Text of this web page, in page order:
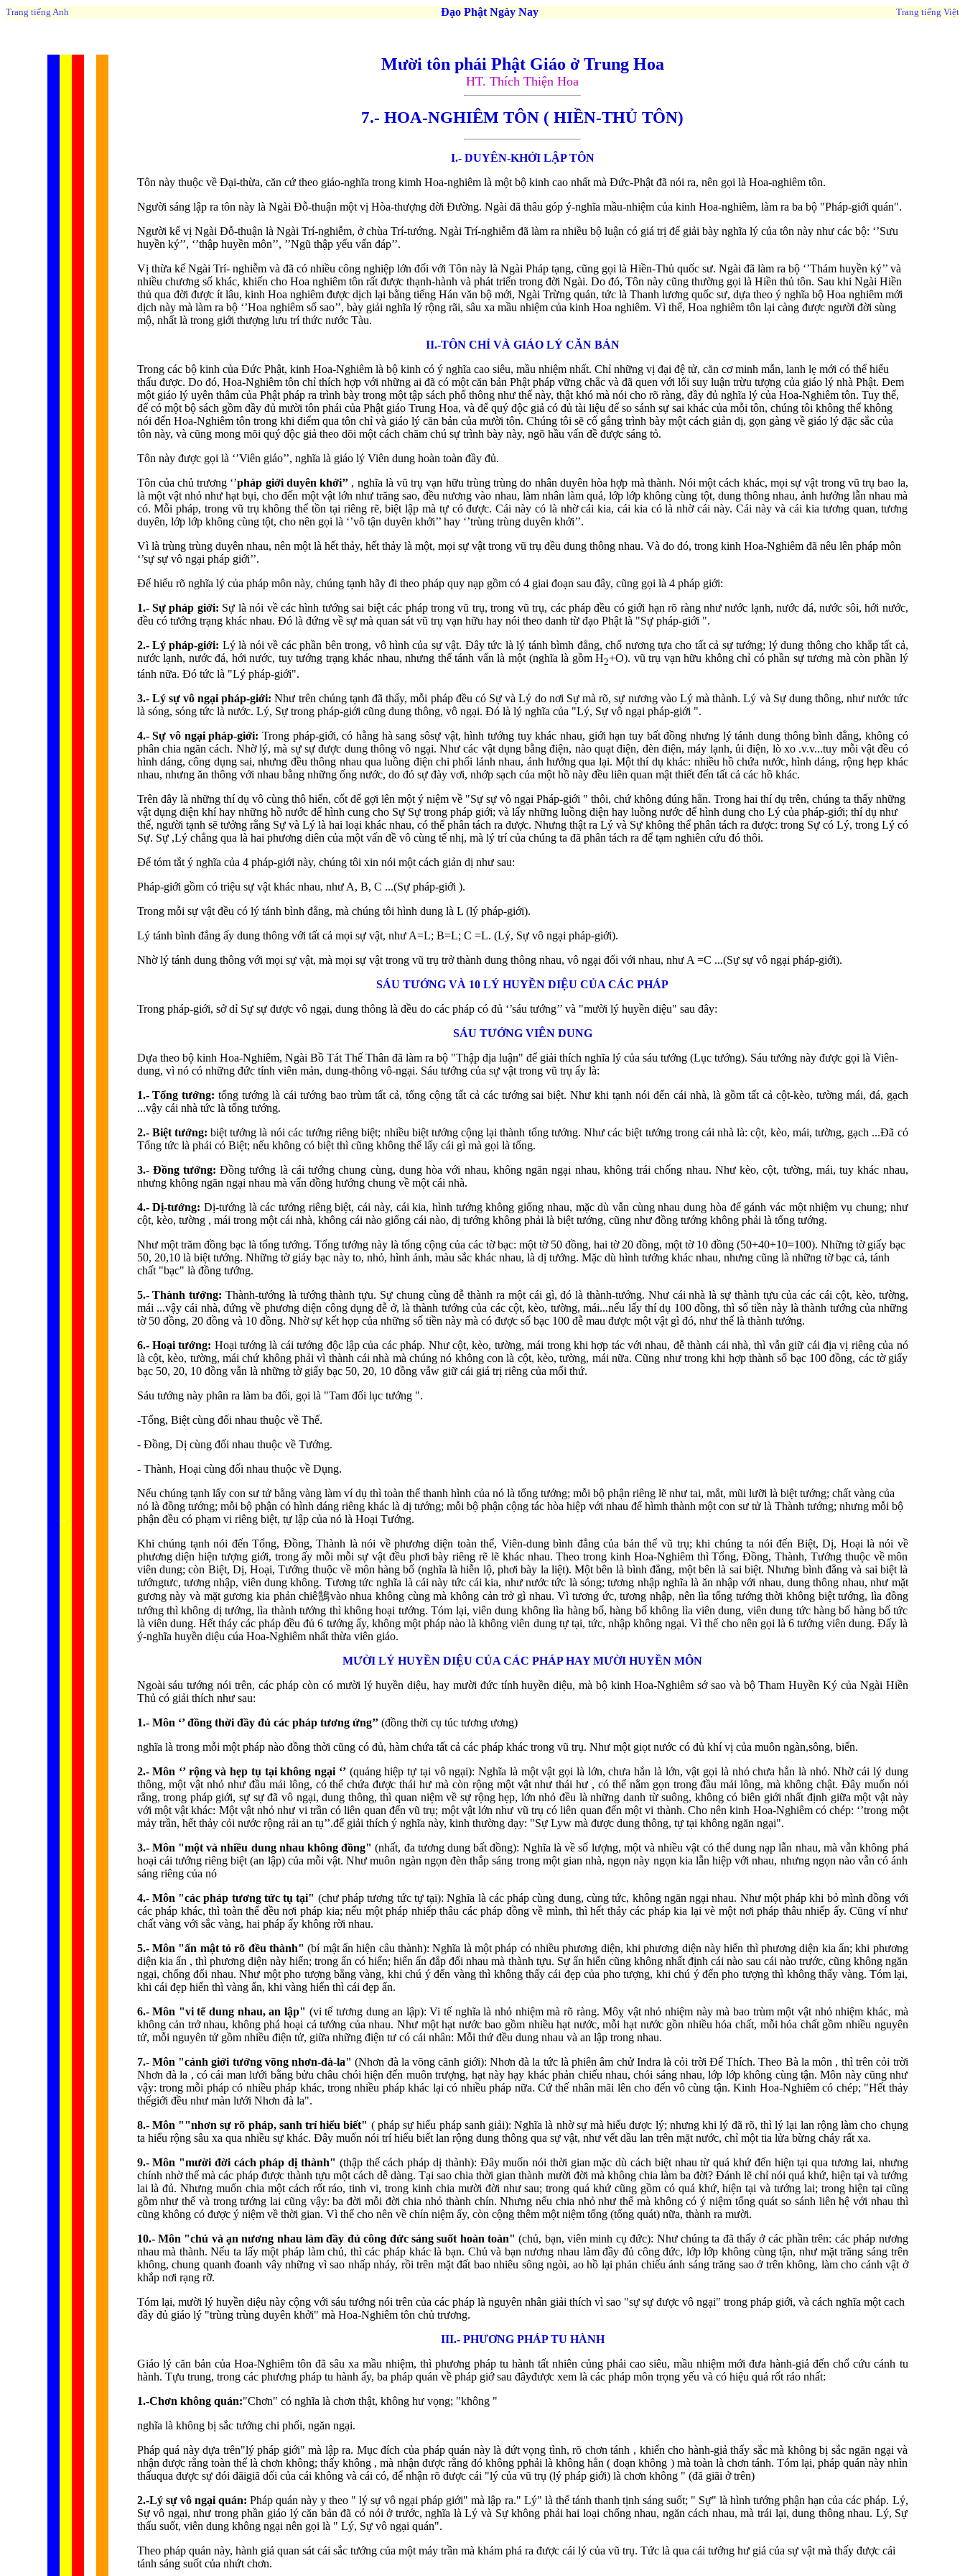
Trang tiếng Anh Đạo Phật Ngày Nay Trang tiếng Việt
.
Mười tôn phái Phật Giáo ở Trung Hoa
HT. Thích Thiện Hoa
7.- HOA-NGHIÊM TÔN ( HIỀN-THỦ TÔN)
I.- DUYÊN-KHỞI LẬP TÔN
Tôn này thuộc về Đại-thừa, căn cứ theo giáo-nghĩa trong kimh Hoa-nghiêm là một bộ kinh cao nhất mà Đức-Phật đã nói ra, nên gọi là Hoa-nghiêm tôn.
Người sáng lập ra tôn này là Ngài Đỗ-thuận một vị Hòa-thượng đời Đường. Ngài đã thâu góp ý-nghĩa mầu-nhiệm của kinh Hoa-nghiêm, làm ra ba bộ "Pháp-giới quán".
Người kế vị Ngài Đỗ-thuận là Ngài Trí-nghiễm, ở chùa Trí-tướng. Ngài Trí-nghiễm đã làm ra nhiều bộ luận có giá trị để giải bày nghĩa lý của tôn này như các bộ: ‘’Sưu
huyền ký’’, ‘’thập huyền môn’’, ’’Ngũ thập yếu vấn đáp’’.
Vị thừa kế Ngài Trí- nghiễm và đã có nhiều công nghiệp lớn đối với Tôn này là Ngài Pháp tạng, cũng gọi là Hiền-Thủ quốc sư. Ngài đã làm ra bộ ‘’Thám huyền ký’’ và
nhiều chương số khác, khiến cho Hoa nghiêm tôn rất được thạnh-hành và phát triển trong đời Ngài. Do đó, Tôn này cũng thường gọi là Hiền thủ tôn. Sau khi Ngài Hiền
thủ qua đời được ít lâu, kinh Hoa nghiêm được dịch lại bằng tiếng Hán văn bộ mới, Ngài Trừng quán, tức là Thanh lương quốc sư, dựa theo ý nghĩa bộ Hoa nghiêm mới
dịch này mà làm ra bộ ‘’Hoa nghiêm số sao’’, bày giải nghĩa lý rộng rãi, sâu xa mầu nhiệm của kinh Hoa nghiêm. Vì thế, Hoa nghiêm tôn lại càng được người đời sùng
mộ, nhất là trong giới thượng lưu trí thức nước Tàu.
II.-TÔN CHỈ VÀ GIÁO LÝ CĂN BẢN
Trong các bộ kinh của Đức Phật, kinh Hoa-Nghiêm là bộ kinh có ý nghĩa cao siêu, mầu nhiệm nhất. Chỉ những vị đại đệ tử, căn cơ minh mẫn, lanh lẹ mới có thể hiểu
thấu được. Do đó, Hoa-Nghiêm tôn chỉ thích hợp với những ai đã có một căn bản Phật pháp vững chắc và đã quen với lối suy luận trừu tượng của giáo lý nhà Phật. Đem
một giáo lý uyên thâm của Phật pháp ra trình bày trong một tập sách phổ thông như thế này, thật khó mà nói cho rõ ràng, đầy đủ nghĩa lý của Hoa-Nghiêm tôn. Tuy thế,
để có một bộ sách gồm đầy đủ mười tôn phái của Phật giáo Trung Hoa, và để quý độc giả có đủ tài liệu để so sánh sự sai khác của mỗi tôn, chúng tôi không thể không
nói đến Hoa-Nghiêm tôn trong khi điểm qua tôn chỉ và giáo lý căn bản của mười tôn. Chúng tôi sẽ cố gắng trình bày một cách giản dị, gọn gàng về giáo lý đặc sắc của
tôn này, và cũng mong mõi quý độc giả theo dõi một cách chăm chú sự trình bày này, ngõ hầu vấn đề được sáng tỏ.
Tôn này được gọi là ‘’Viên giáo’’, nghĩa là giáo lý Viên dung hoàn toàn đầy đủ.
Tôn của chủ trương ‘’pháp giới duyên khởi’’ , nghĩa là vũ trụ vạn hữu trùng trùng do nhân duyên hòa hợp mà thành. Nói một cách khác, mọi sự vật trong vũ trụ bao la,
là một vật nhỏ như hạt bụi, cho đến một vật lớn như trăng sao, đều nương vào nhau, làm nhân làm quả, lớp lớp không cùng tột, dung thông nhau, ảnh hưởng lẫn nhau mà
có. Mỗi pháp, trong vũ trụ không thể tồn tại riêng rẽ, biệt lập mà tự có được. Cái này có là nhờ cái kia, cái kia có là nhờ cái này. Cái này và cái kia tương quan, tương
duyên, lớp lớp không cùng tột, cho nên gọi là ‘’vô tận duyên khởi’’ hay ‘’trùng trùng duyên khởi’’.
Vì là trùng trùng duyên nhau, nên một là hết thảy, hết thảy là một, mọi sự vật trong vũ trụ đều dung thông nhau. Và do đó, trong kinh Hoa-Nghiêm đã nêu lên pháp môn
‘’sự sự vô ngại pháp giới’’.
Để hiểu rõ nghĩa lý của pháp môn này, chúng tạnh hãy đi theo pháp quy nạp gồm có 4 giai đoạn sau đây, cũng gọi là 4 pháp giới:
1.- Sự pháp giới: Sự là nói về các hình tướng sai biệt các pháp trong vũ trụ, trong vũ trụ, các pháp đều có giới hạn rõ ràng như nước lạnh, nước đá, nước sôi, hới nước,
đều có tướng trạng khác nhau. Đó là đứng về sự mà quan sát vũ trụ vạn hữu hay nói theo danh từ đạo Phật là "Sự pháp-giới ".
2.- Lý pháp-giới: Lý là nói về các phần bên trong, vô hình của sự vật. Đây tức là lý tánh bìmh đẳng, chổ nương tựa cho tất cả sự tướng; lý dung thông cho khắp tất cả,
nước lạnh, nước đá, hới nước, tuy tướng trạng khác nhau, nhưng thể tánh vẩn là một (nghĩa là gồm H2+O). vũ trụ vạn hữu không chỉ có phần sự tương mà còn phần lý
tánh nữa. Đó tức là "Lý pháp-giới".
3.- Lý sự vô ngại pháp-giới:Như trên chúng tạnh đã thấy, mỗi pháp đều có Sự và Lý do nơi Sự mà rõ, sự nương vào Lý mà thành. Lý và Sự dung thông, như nước tức
là sóng, sóng tức là nước. Lý, Sự trong pháp-giới cũng dung thông, vô ngại. Đó là lý nghĩa của "Lý, Sự vô ngại pháp-giới ".
4.- Sự vô ngại pháp-giới: Trong pháp-giới, có hằng hà sang sôsự vật, hình tướng tuy khác nhau, giới hạn tuy bất đồng nhưng lý tánh dung thông bình đẳng, không có
phân chia ngăn cách. Nhờ lý, mà sự sự được dung thông vô ngại. Như các vật dụng bằng điện, nào quạt điện, đèn điện, máy lạnh, ủi điện, lò xo .v.v...tuy mỗi vật đều có
hình dáng, công dụng sai, nhưng đều thông nhau qua luồng điện chi phối lảnh nhau, ảnh hưởng qua lại. Một thí dụ khác: nhiều hồ chứa nước, hình dáng, rộng hẹp khác
nhau, nhưng ăn thông với nhau bằng những ống nước, do đó sự đày vơi, nhớp sạch của một hồ này đều liên quan mật thiết đến tất cả các hồ khác.
Trên đây là những thí dụ vô cùng thô hiển, cốt để gợi lên một ý niệm về "Sự sự vô ngại Pháp-giới " thôi, chứ không đúng hẳn. Trong hai thí dụ trên, chúng ta thấy những
vật dụng điện khí hay những hồ nước để hình cung cho Sự Sự trong pháp giới; và lấy những luồng điện hay luồng nước để hình dung cho Lý của pháp-giới; thí dụ như
thế, người tạnh sẽ tưởng rằng Sự và Lý là hai loại khác nhau, có thể phân tách ra được. Nhưng thật ra Lý và Sự không thể phân tách ra được: trong Sự có Lý, trong Lý có
Sự. Sự ,Lý chẳng qua là hai phương diên của một vấn đề vô cùng tế nhị, mà lý trí của chúng ta đã phân tách ra để tạm nghiên cứu đó thôi.
Để tóm tắt ý nghĩa của 4 pháp-giới này, chúng tôi xin nói một cách giản dị như sau:
Pháp-giới gồm có triệu sự vật khác nhau, như A, B, C ...(Sự pháp-giới ).
Trong mỗi sự vật đều có lý tánh bình đẳng, mà chúng tôi hình dung là L (lý pháp-giới).
Lý tánh bình đẳng ấy dung thông với tất cả mọi sự vật, như A=L; B=L; C =L. (Lý, Sự vô ngại pháp-giới).
Nhờ lý tánh dung thông với mọi sự vật, mà mọi sự vật trong vũ trụ trở thành dung thông nhau, vô ngại đối với nhau, như A =C ...(Sự sự vô ngại pháp-giới).
SÁU TƯỚNG VÀ 10 LÝ HUYỀN DIỆU CỦA CÁC PHÁP
Trong pháp-giới, sở dỉ Sự sự được vô ngại, dung thông là đều do các pháp có đủ ‘’sáu tướng’’ và "mười lý huyền diệu" sau đây:
SÁU TƯỚNG VIÊN DUNG
Dựa theo bộ kinh Hoa-Nghiêm, Ngài Bồ Tát Thế Thân đã làm ra bộ "Thập địa luận" để giải thích nghĩa lý của sáu tướng (Lục tướng). Sáu tướng này được gọi là Viên-
dung, vì nó có những đức tính viên mản, dung-thông vô-ngại. Sáu tướng của sự vật trong vũ trụ ấy là:
1.- Tổng tướng:tổng tướng là cái tướng bao trùm tất cả, tổng cộng tất cả các tướng sai biệt. Như khi tạnh nói đến cái nhà, là gồm tất cả cột-kèo, tường mái, đá, gạch
...vậy cái nhà tức là tổng tướng.
2.- Biệt tướng:biệt tướng là nói các tướng riêng biệt; nhiều biệt tướng cộng lại thành tổng tướng. Như các biệt tướng trong cái nhà là: cột, kèo, mái, tường, gạch ...Đã có
Tổng tức là phải có Biệt; nếu không có biệt thì cũng không thể lấy cái gì mà gọi là tổng.
3.- Đồng tướng:Đồng tướng là cái tướng chung cùng, dung hòa với nhau, không ngăn ngại nhau, không trái chống nhau. Như kèo, cột, tường, mái, tuy khác nhau,
nhưng không ngăn ngại nhau mà vẩn đồng hướng chung về một cái nhà.
4.- Dị-tướng: Dị-tướng là các tướng riêng biệt, cái này, cái kia, hình tướng không giống nhau, mặc dù vẫn cùng nhau dung hòa để gánh vác một nhiệm vụ chung; như
cột, kèo, tường , mái trong một cái nhà, không cái nào giống cái nào, dị tướng không phải là biệt tướng, cũng như đồng tướng không phải là tổng tướng.
Như một trăm đồng bạc là tổng tướng. Tổng tướng này là tổng cộng của các tờ bạc: một tờ 50 đồng, hai tờ 20 đồng, một tờ 10 đồng (50+40+10=100). Những tờ giấy bạc
50, 20,10 là biệt tướng. Những tờ giáy bạc này to, nhỏ, hình ảnh, màu sắc khác nhau, là dị tướng. Mặc dù hình tướng khác nhau, nhưng cũng là những tờ bạc cả, tánh
chất "bạc" là đồng tướng.
5.- Thành tướng: Thành-tướng là tướng thành tựu. Sự chung cùng đễ thành ra một cái gì, đó là thành-tướng. Như cái nhà là sự thành tựu của các cái cột, kèo, tường,
mái ...vậy cái nhà, đứng về phương diện công dụng đễ ở, là thành tướng của các cột, kèo, tường, mái...nếu lấy thí dụ 100 đồng, thì số tiền này là thành tướng của những
tờ 50 đồng, 20 đồng và 10 đồng. Nhờ sự kết họp của những số tiền này mà có được số bạc 100 đễ mau được một vật gì đó, như thế là thành tướng.
6.- Hoại tướng: Hoại tướng là cái tướng độc lập của các pháp. Như cột, kèo, tường, mái trong khi hợp tác với nhau, đễ thành cái nhà, thì vẫn giữ cái địa vị riêng của nó
là cột, kèo, tường, mái chứ không phải vì thành cái nhà mà chúng nó không con là cột, kèo, tường, mái nữa. Cũng như trong khi hợp thành số bạc 100 đồng, các tờ giấy
bạc 50, 20, 10 đồng vẫn là những tờ giấy bạc 50, 20, 10 đồng vẫw giữ cái giá trị riêng của mổi thứ.
Sáu tướng này phân ra làm ba đối, gọi là "Tam đối lục tướng ".
-Tổng, Biệt cùng đối nhau thuộc về Thể.
- Đồng, Dị cùng đối nhau thuộc về Tướng.
- Thành, Hoại cùng đối nhau thuộc về Dụng.
Nếu chúng tạnh lấy con sư tử bằng vàng làm ví dụ thì toàn thể thanh hình của nó là tổng tướng; mỗi bộ phận riêng lẽ như tai, mắt, mũi lưỡi là biệt tướng; chất vàng của
nó là đồng tướng; mỗi bộ phận có hình dáng riêng khác là dị tướng; mỗi bộ phận cộng tác hòa hiệp với nhau để hìmh thành một con sư tử là Thành tướng; nhưng mỗi bộ
phận đều có phạm vi riêng biệt, tự lập của nó là Hoại Tướng.
Khi chúng tạnh nói đến Tổng, Đồng, Thành là nói về phương diện toàn thể, Viên-dung bình đẳng của bản thể vũ trụ; khi chúng ta nói đến Biệt, Dị, Hoại là nói về
phương diện hiện tượng giới, trong ấy mỗi mỗi sự vật đều phơi bày riêng rẽ lẽ khác nhau. Theo trong kinh Hoa-Nghiêm thì Tổng, Đồng, Thành, Tướng thuộc về môn
viên dung; còn Biệt, Dị, Hoại, Tướng thuộc về môn hàng bố (nghĩa là hiễn lộ, phơi bày la liệt). Một bên là bình đẳng, một bên là sai biệt. Nhưng bình đẳng và sai biệt là
tướngtưc, tương nhập, viên dung không. Tương tức nghĩa là cái này tức cái kia, như nước tức là sóng; tương nhập nghĩa là ăn nhập với nhau, dung thông nhau, như mặt
gương này và mặt gương kia phản chiê鵠vào nhua không cùng mà không cản trở gì nhau. Vì tương ức, tương nhập, nên lìa tổng tướng thời không biệt tướng, lìa đồng
tướng thì không dị tướng, lìa thành tướng thì không hoại tướng. Tóm lại, viên dung không lìa hàng bố, hàng bố không lìa viên dung, viên dung tức hàng bố hàng bố tức
là viên dung. Hết tháy các pháp đều đủ 6 tướng ấy, không một pháp nào là không viên dung tự tại, tức, nhập không ngại. Vì thế cho nên gọi là 6 tướng viên dung. Đấy là
ý-nghĩa huyền diệu cúa Hoa-Nghiêm nhất thừa viên giáo.
MƯỜI LÝ HUYỀN DIỆU CỦA CÁC PHÁP HAY MƯỜI HUYỀN MÔN
Ngoài sáu tướng nói trên, các pháp còn có mười lý huyền diệu, hay mười đức tính huyền diệu, mà bộ kinh Hoa-Nghiêm sớ sao và bộ Tham Huyền Ký của Ngài Hiền
Thủ có giải thích như sau:
1.- Môn ‘’ đồng thời đầy đủ các pháp tương ứng’’(đồng thời cụ túc tương ương)
nghĩa là trong mỗi một pháp nào đồng thời cũng có đủ, hàm chứa tất cả các pháp khác trong vũ trụ. Như một giọt nước có đủ khí vị của muôn ngàn,sông, biển.
2.- Môn ‘’ rộng và hẹp tụ tại không ngại ‘’(quảng hiệp tự tại vô ngại): Nghĩa là một vật gọi là lớn, chưa hẳn là lớn, vật gọi là nhỏ chưa hẳn là nhỏ. Nhờ cái lý dung
thông, một vật nhỏ như đầu mải lông, có thể chứa được thái hư mà còn rộng một vật như thái hư , có thể nằm gọn trong đầu mải lông, mà không chật. Đây muốn nói
rằng, trong pháp giới, sự sự đã vô ngại, dung thông, thì quan niệm về sự rộng hẹp, lớn nhỏ đều là những danh từ suông, không có biên giới nhất định giữa một vật này
với một vật khác: Một vật nhỏ như vi trần có liên quan đến vũ trụ; một vật lớn như vũ trụ có liên quan đến một vi thành. Cho nên kinh Hoa-Nghiêm có chép: ‘’trong một
mảy trần, hết thảy cỏi nước rộng rải an tụ’’.để giải thích ý nghĩa này, kinh thường dạy: "Sự Lyw mà được dung thông, tự tại không ngăn ngại".
3.- Môn "một và nhiều dung nhau không đồng" (nhất, đa tương dung bất đồng): Nghĩa là về số lượng, một và nhiều vật có thể dung nạp lẫn nhau, mà vẫn không phá
hoại cái tướng riêng biệt (an lập) của mỗi vật. Như muôn ngàn ngọn đèn thắp sáng trong một gian nhà, ngọn này ngọn kia lẫn hiệp với nhau, nhưng ngọn nào vẫn có ánh
sáng riêng của nó
4.- Môn "các pháp tương tức tụ tại" (chư pháp tương tức tự tại): Nghĩa là các pháp cùng dung, cùng tức, không ngăn ngại nhau. Như một pháp khi bỏ mình đồng với
các pháp khác, thì toàn thể đều nơi pháp kia; nếu một pháp nhiếp thâu các pháp đồng về mình, thì hết thảy các pháp kia lại vè một nơi pháp thâu nhiếp ấy. Cũng ví như
chất vàng với sắc vàng, hai pháp ấy không rời nhau.
5.- Môn "ẩn mật tỏ rõ đều thành" (bí mật ẩn hiện câu thành): Nghĩa là một pháp có nhiều phương diện, khi phương diện này hiển thì phương diện kia ẩn; khi phương
diện kia ẩn , thì phương diện này hiển; trong ẩn có hiển; hiển ẩn đắp đổi nhau mà thành tựu. Sự ẩn hiển cũng không nhất định cái nào sau cái nào trước, cũng không ngăn
ngại, chống đối nhau. Như một pho tượng bằng vàng, khi chú ý đến vàng thì không thấy cái đẹp của pho tượng, khi chú ý đến pho tượng thì không thấy vàng. Tóm lại,
khi cái đẹp hiển thì vàng ẩn, khi vàng hiển thì cái đẹp ẩn.
6.- Môn "vi tế dung nhau, an lập" (vi tế tương dung an lập): Vi tế nghĩa là nhỏ nhiệm mà rõ ràng. Môỵ vật nhỏ nhiệm này mà bao trùm một vật nhỏ nhiệm khác, mà
không cản trở nhau, không phá hoại cá tướng của nhau. Như một hạt nước bao gồm nhiều hạt nước, mỗi hạt nước gồn nhiều hóa chất, mỗi hóa chất gồm nhiều nguyên
tử, mỗi nguyên tử gồm nhiều điện tử, giữa những điện tư có cái nhân: Mỗi thứ đều dung nhau và an lập trong nhau.
7.- Môn "cảnh giới tướng võng nhơn-đà-la" (Nhơn đà la võng cãnh giới): Nhơn đà la tức là phiên âm chử Indra là cỏi trời Đế Thích. Theo Bà la môn , thì trên cỏi trời
Nhơn đà la , có cái man lưới bằng bửu châu chói hiện đến muôn trượng, hạt này hạy khác phản chiếu nhau, chói sáng nhau, lớp lớp không cùng tận. Môn này cũng như
vậy: trong mỗi pháp có nhiều pháp khác, trong nhiều pháp khác lại có nhiều pháp nữa. Cứ thế nhân mãi lên cho đến vô cùng tận. Kinh Hoa-Nghiêm có chép; "Hết thảy
thếgiới đều như màn lưới Nhơn đà la".
8.- Môn ""nhơn sự rõ pháp, sanh trí hiểu biết" ( pháp sự hiểu pháp sanh giải): Nghĩa là nhờ sự mà hiểu được lý; nhưng khi lý đã rõ, thì lý lại lan rộng làm cho chụng
ta hiểu rộng sâu xa qua nhiều sự khác. Đây muốn nói trí hiểu biết lan rộng dung thông qua sự vật, như vết dầu lan trên mặt nước, chỉ một tia lửa bừng cháy rất xa.
9.- Môn "mười đời cách pháp dị thành" (thập thế cách pháp dị thành): Đây muốn nói thời gian mặc dù cách biệt nhau từ quá khứ đến hiện tại qua tương lai, nhưng
chính nhờ thế mà các pháp được thành tựu một cách dễ dàng. Tại sao chia thời gian thành mười đời mà không chia làm ba đời? Đánh lẽ chỉ nói quá khứ, hiện tại và tướng
lai là đủ. Nhưng muốn chia một cách rốt ráo, tinh vi, trong kinh chia mười đời như sau; trong quá khứ cũng gồm có quá khứ, hiện tại và tướng lai; trong hiện tại cũng
gồm như thế và trong tướng lai cũng vậy: ba đời mỗi đời chia nhỏ thành chín. Nhưng nếu chia nhỏ như thế mà không có ý niệm tổng quát so sánh liên hệ với nhau thì
cũng không có được ý niệm về thời gian. Vì thế cho nên về chín niệm ấy, còn cộng thêm một niệm tổng (tổng quát) nữa, thành ra mười.
10.- Môn "chủ và ạn nương nhau làm đầy đủ công đức sáng suốt hoàn toàn" (chủ, bạn, viên minh cụ đức): Như chúng ta đã thấy ở các phần trên: các pháp nương
nhau mà thành. Nếu ta lấy một pháp làm chủ, thì các pháp khác là bạn. Chủ và bạn nương nhau làm đầy đủ công đức, lớp lớp không cùng tận, như mặt trăng sáng trên
không, chung quanh đoanh vây những vì sao nhấp nháy, rồi trên mặt đất bao nhiêu sông ngòi, ao hồ lại phản chiếu ánh sáng trăng sao ở trên không, làm cho cảnh vật ở
khắp nơi rạng rỡ.
Tóm lại, mười lý huyền diệu này cộng với sáu tướng nói trên của các pháp là nguyên nhân giải thích vì sao "sự sự được vô ngại" trong pháp giới, và cách nghĩa một cach
đầy đủ giáo lý "trùng trùng duyên khởi" mà Hoa-Nghiêm tôn chủ trương.
III.- PHƯƠNG PHÁP TU HÀNH
Giáo lý căn bản của Hoa-Nghiêm tôn đã sâu xa mầu nhiệm, thì phương pháp tu hành tất nhiên củng phải cao siêu, mầu nhiệm mới đưa hành-giả đến chổ cứu cánh tu
hành. Tựu trung, trong các phương pháp tu hành ấy, ba pháp quán về pháp giớ sau đâyđược xem là các pháp môn trọng yếu và có hiệu quả rốt ráo nhất:
1.-Chơn không quán:"Chơn" có nghĩa là chơn thật, không hư vọng; "không "
nghĩa là không bị sắc tướng chi phối, ngăn ngại.
Pháp quá này dựa trên"lý pháp giới" mà lập ra. Mục đích của pháp quán này là dứt vọng tình, rõ chơn tánh , khiến cho hành-giả thấy sắc mà không bị sắc ngăn ngại và
nhận được rằng toàn thể là chơn không; thấy không , mà nhận được rằng đó không pphải là không hẳn ( đoạn không ) mà toàn là chơn tánh. Tóm lại, pháp quán này nhìn
thấuqua được sự đói đãigiã dối của cái không và cái có, để nhận rõ được cái "lý của vũ trụ (lý pháp giới) là chơn không " (đã giãi ở trên)
2.-Lý sự vô ngại quán: Pháp quán này y theo " lý sự vô ngại pháp giới" mà lập ra." Lý" là thể tánh thanh tịnh sáng suốt; " Sự" là hình tướng phận hạn của các pháp. Lý,
Sự vô ngại, như trong phần giáo lý căn bản đã có nói ở trước, nghĩa là Lý và Sự không phải hai loại chống nhau, ngăn cách nhau, mà trái lại, dung thông nhau. Lý, Sự
thấu suốt, viên dung không ngại nên gọi là " Lý, Sự vô ngại quán".
Theo pháp quán này, hành giả quan sát cái sắc tướng của một mảy trần mà khám phá ra được cái lý của vũ trụ. Tức là qua cái tướng hư giả của sự vật mà thấy được cái
tánh sáng suốt của nhứt chơn.